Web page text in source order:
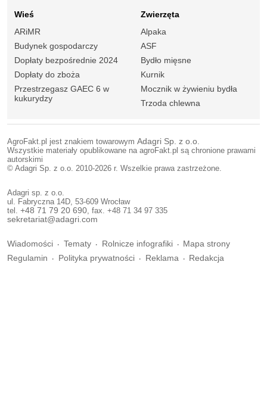
Wieś
ARiMR
Budynek gospodarczy
Dopłaty bezpośrednie 2024
Dopłaty do zboża
Przestrzegasz GAEC 6 w
kukurydzy
Zwierzęta
Alpaka
ASF
Bydło mięsne
Kurnik
Mocznik w żywieniu bydła
Trzoda chlewna
AgroFakt.pl jest znakiem towarowym Adagri Sp. z o.o.
Wszystkie materiały opublikowane na agroFakt.pl są chronione prawami
autorskimi
© Adagri Sp. z o.o. 2010-2026 r. Wszelkie prawa zastrzeżone.
Adagri sp. z o.o.
ul. Fabryczna 14D, 53-609 Wrocław
tel. +48 71 79 20 690 , fax. +48 71 34 97 335
sekretariat@adagri.com
Wiadomości Tematy Rolnicze infografiki
Mapa strony
Regulamin
Polityka prywatności Reklama Redakcja